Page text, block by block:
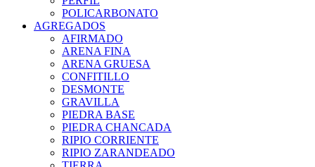
POLICARBONATO
AGREGADOS
AFIRMADO
ARENA FINA
ARENA GRUESA
CONFITILLO
DESMONTE
GRAVILLA
PIEDRA BASE
PIEDRA CHANCADA
RIPIO CORRIENTE
RIPIO ZARANDEADO